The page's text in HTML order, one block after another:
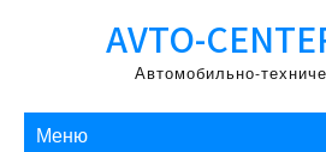
AVTO-
Автомобильно-
Меню